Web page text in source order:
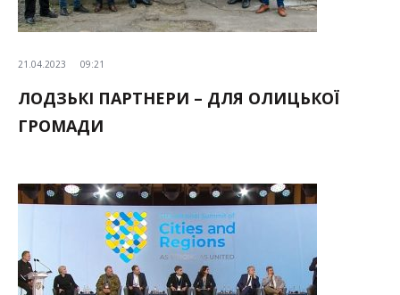
21.04.2023 09:21
ЛОДЗЬКІ ПАРТНЕРИ – ДЛЯ ОЛИЦЬКОЇ
ГРОМАДИ